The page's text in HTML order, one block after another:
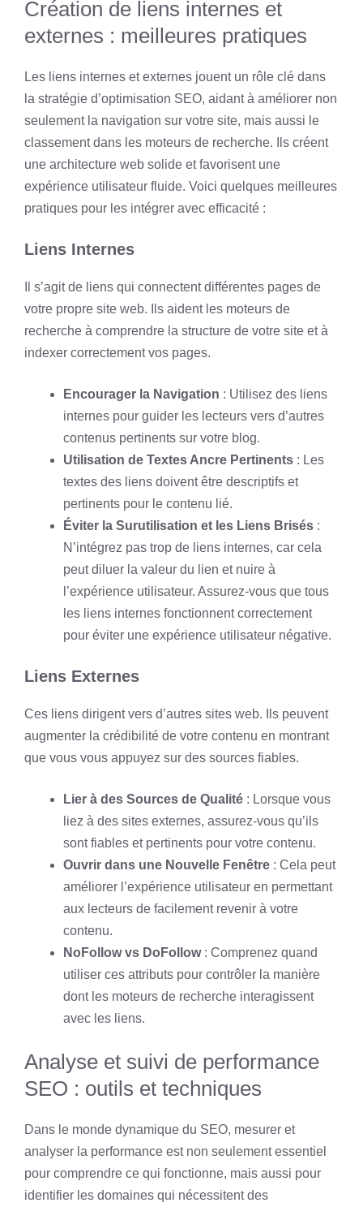
Création de liens internes et
externes : meilleures pratiques
Les liens internes et externes jouent un rôle clé dans
la stratégie d’optimisation SEO, aidant à améliorer non
seulement la navigation sur votre site, mais aussi le
classement dans les moteurs de recherche. Ils créent
une architecture web solide et favorisent une
expérience utilisateur fluide. Voici quelques meilleures
pratiques pour les intégrer avec efficacité :
Liens Internes
Il s’agit de liens qui connectent différentes pages de
votre propre site web. Ils aident les moteurs de
recherche à comprendre la structure de votre site et à
indexer correctement vos pages.
Encourager la Navigation : Utilisez des liens
internes pour guider les lecteurs vers d’autres
contenus pertinents sur votre blog.
Utilisation de Textes Ancre Pertinents : Les
textes des liens doivent être descriptifs et
pertinents pour le contenu lié.
Éviter la Surutilisation et les Liens Brisés :
N’intégrez pas trop de liens internes, car cela
peut diluer la valeur du lien et nuire à
l’expérience utilisateur. Assurez-vous que tous
les liens internes fonctionnent correctement
pour éviter une expérience utilisateur négative.
Liens Externes
Ces liens dirigent vers d’autres sites web. Ils peuvent
augmenter la crédibilité de votre contenu en montrant
que vous vous appuyez sur des sources fiables.
Lier à des Sources de Qualité : Lorsque vous
liez à des sites externes, assurez-vous qu’ils
sont fiables et pertinents pour votre contenu.
Ouvrir dans une Nouvelle Fenêtre : Cela peut
améliorer l’expérience utilisateur en permettant
aux lecteurs de facilement revenir à votre
contenu.
NoFollow vs DoFollow: Comprenez quand
utiliser ces attributs pour contrôler la manière
dont les moteurs de recherche interagissent
avec les liens.
Analyse et suivi de performance
SEO : outils et techniques
Dans le monde dynamique du SEO, mesurer et
analyser la performance est non seulement essentiel
pour comprendre ce qui fonctionne, mais aussi pour
identifier les domaines qui nécessitent des